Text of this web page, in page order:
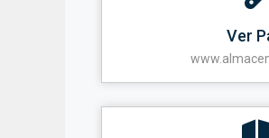
Ver